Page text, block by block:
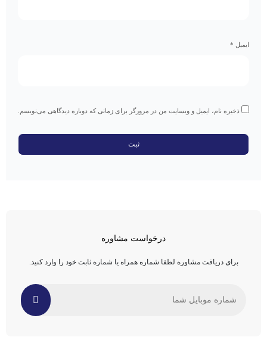
ایمیل *
ذخیره نام، ایمیل و وبسایت من در مرورگر برای زمانی که دوباره دیدگاهی می‌نویسم.
درخواست مشاوره
برای دریافت مشاوره لطفا شماره همراه یا شماره ثابت خود را وارد کنید.